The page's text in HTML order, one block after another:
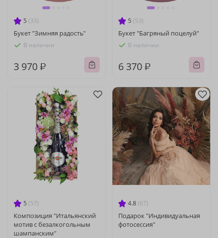
5 (33)
Букет "Зимняя радость"
В наличии
3 970 ₽
5 (53)
Букет "Багряный поцелуй"
В наличии
6 370 ₽
5 (57)
Композиция "Итальянский
мотив с безалкогольным
шампанским"
4.8 (67)
Подарок "Индивидуальная
фотосессия"